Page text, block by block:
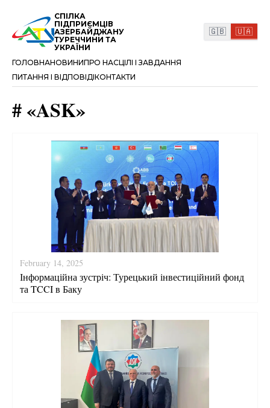
СПІЛКА
ПІДПРИЄМЦІВ
АЗЕРБАЙДЖАНУ
ТУРЕЧЧИНИ ТА
УКРАЇНИ
🇬🇧 🇺🇦
ГОЛОВНАНОВИНИПРО НАСЦІЛІ І ЗАВДАННЯ
ПИТАННЯ І ВІДПОВІДІКОНТАКТИ
#«ASK»
February 14, 2025
Інформаційна зустріч: Турецький інвестиційний фонд
та TCCI в Баку